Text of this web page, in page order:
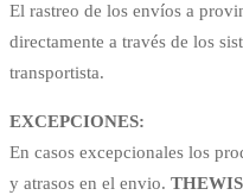
El rastreo de los envíos a
directamente a través de los
transportista.
EXCEPCIONES:
En casos excepcionales los
y atrasos en el envio.